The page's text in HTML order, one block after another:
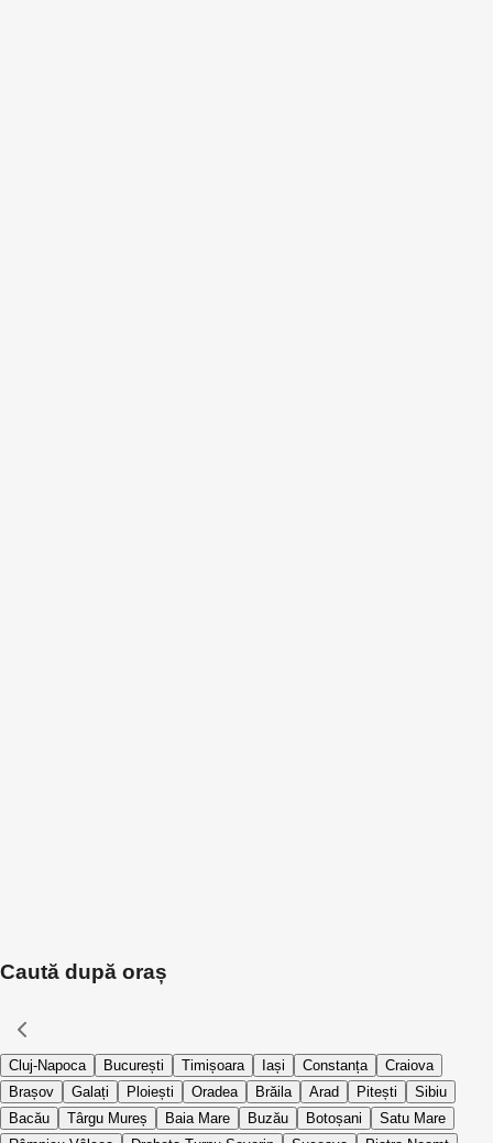
Caută după oraș
Cluj-Napoca București Timișoara Iași Constanța
Craiova
Brașov
Galați Ploiești Oradea Brăila Arad Pitești
Sibiu
Bacău
Târgu Mureș Baia Mare Buzău Botoșani
Satu Mare